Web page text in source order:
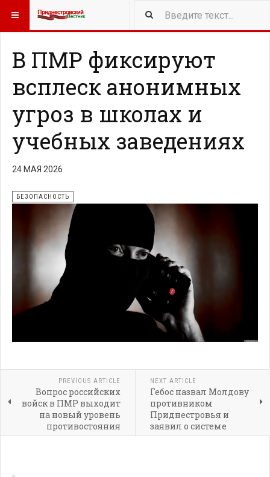
414 NEW ARTICLES
В ПМР фиксируют
всплеск анонимных
угроз в школах и
учебных заведениях
24 МАЯ 2026
БЕЗОПАСНОСТЬ
PREVIOUS ARTICLE
Вопрос российских
войск в ПМР выходит
на новый уровень
противостояния
NEXT ARTICLE
Гебос назвал Молдову
противником
Приднестровья и
заявил о системе
контрмер против